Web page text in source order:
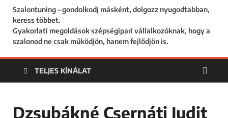
Szalontuning – gondolkodj másként, dolgozz nyugodtabban,
keress többet.
Gyakorlati megoldások szépségipari vállalkozóknak, hogy a
szalonod ne csak működjön, hanem fejlődjön is.
TELJES KÍNÁLAT
Dzsubákné Csernáti Judit